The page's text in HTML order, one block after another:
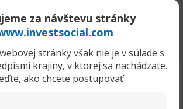
za návštevu stránky
stránky však nie je v súlade s
krajiny, v ktorej sa nachádzate.
ako chcete postupovať
fever vs las vegas aces
stats. Basketball legends.
Kobold. Indiana fever vs las vegas aces match player stats. Basketball legends. Gonza